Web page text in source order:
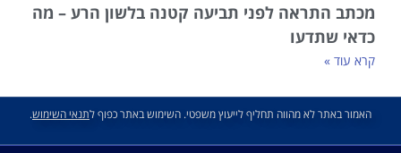
מכתב התראה לפני תביעה קטנה בלשון הרע – מה
כדאי שתדעו
קרא עוד »
האמור באתר לא מהווה תחליף לייעוץ משפטי. השימוש באתר כפוף לתנאי השימוש.